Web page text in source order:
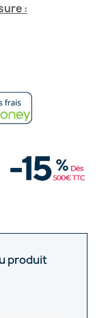
:
produit